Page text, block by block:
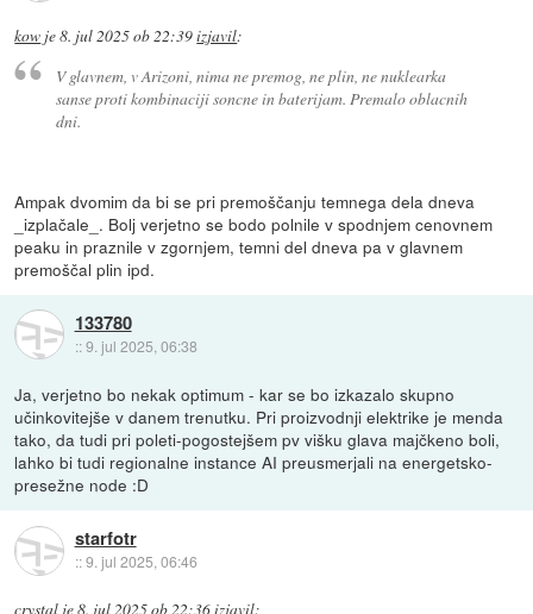
kow je8. jul 2025 ob 22:39izjavil:
V glavnem, v Arizoni, nima ne premog, ne plin, ne nuklearka
sanse proti kombinaciji soncne in baterijam. Premalo oblacnih
dni.
Ampak dvomim da bi se pri premoščanju temnega dela dneva
_izplačale_. Bolj verjetno se bodo polnile v spodnjem cenovnem
peaku in praznile v zgornjem, temni del dneva pa v glavnem
premoščal plin ipd.
133780
::9. jul 2025, 06:38
Ja, verjetno bo nekak optimum - kar se bo izkazalo skupno
učinkovitejše v danem trenutku. Pri proizvodnji elektrike je menda
tako, da tudi pri poleti-pogostejšem pv višku glava majčkeno boli,
lahko bi tudi regionalne instance AI preusmerjali na energetsko-
presežne node :D
starfotr
::9. jul 2025, 06:46
crystal je8. jul 2025 ob 22:36izjavil: